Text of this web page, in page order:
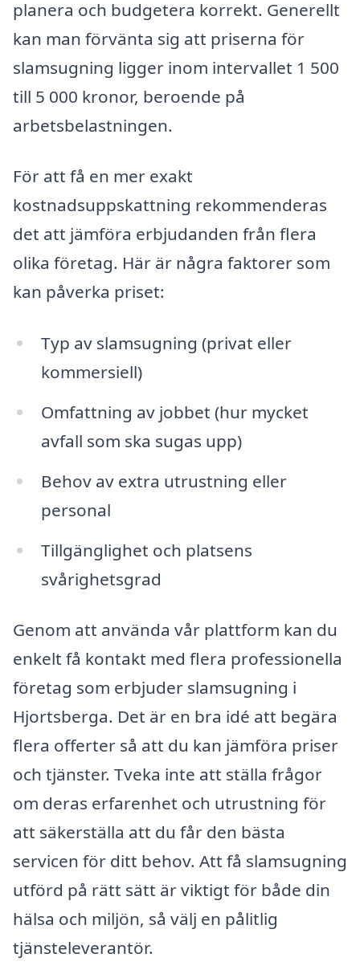
planera och budgetera korrekt. Generellt
kan man förvänta sig att priserna för
slamsugning ligger inom intervallet 1 500
till 5 000 kronor, beroende på
arbetsbelastningen.
För att få en mer exakt
kostnadsuppskattning rekommenderas
det att jämföra erbjudanden från flera
olika företag. Här är några faktorer som
kan påverka priset:
Typ av slamsugning (privat eller
kommersiell)
Omfattning av jobbet (hur mycket
avfall som ska sugas upp)
Behov av extra utrustning eller
personal
Tillgänglighet och platsens
svårighetsgrad
Genom att använda vår plattform kan du
enkelt få kontakt med flera professionella
företag som erbjuder slamsugning i
Hjortsberga. Det är en bra idé att begära
flera offerter så att du kan jämföra priser
och tjänster. Tveka inte att ställa frågor
om deras erfarenhet och utrustning för
att säkerställa att du får den bästa
servicen för ditt behov. Att få slamsugning
utförd på rätt sätt är viktigt för både din
hälsa och miljön, så välj en pålitlig
tjänsteleverantör.